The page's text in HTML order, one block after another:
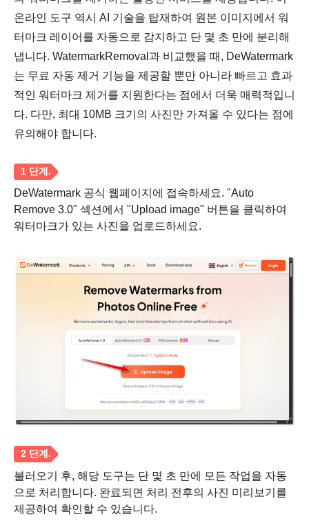
온라인 도구 역시 AI 기술을 탑재하여 원본 이미지에서 워
터마크 레이어를 자동으로 감지하고 단 몇 초 만에 분리해
냅니다. WatermarkRemoval과 비교했을 때, DeWatermark
는 무료 자동 제거 기능을 제공할 뿐만 아니라 빠르고 효과
적인 워터마크 제거를 지원한다는 점에서 더욱 매력적입니
다. 다만, 최대 10MB 크기의 사진만 가져올 수 있다는 점에
유의해야 합니다.
DeWatermark 공식 웹페이지에 접속하세요. "Auto
Remove 3.0" 섹션에서 "Upload image" 버튼을 클릭하여
워터마크가 있는 사진을 업로드하세요.
불러오기 후, 해당 도구는 단 몇 초 만에 모든 작업을 자동
으로 처리합니다. 완료되면 처리 전후의 사진 미리보기를
제공하여 확인할 수 있습니다.